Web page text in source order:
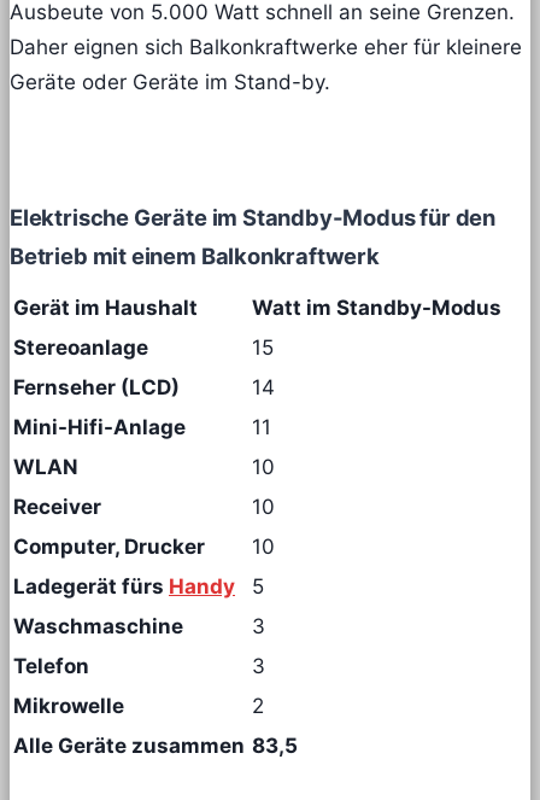
Ausbeute von 5.000 Watt schnell an seine Grenzen.
Daher eignen sich Balkonkraftwerke eher für kleinere
Geräte oder Geräte im Stand-by.
Elektrische Geräte im Standby-Modus für den
Betrieb mit einem Balkonkraftwerk
Gerät im Haushalt
Watt im Standby-Modus
Stereoanlage
15
Fernseher (LCD)
14
Mini-Hifi-Anlage
11
WLAN
10
Receiver
10
Computer, Drucker
10
Ladegerät fürs Handy
5
Waschmaschine
3
Telefon
3
Mikrowelle
2
Alle Geräte zusammen 83,5